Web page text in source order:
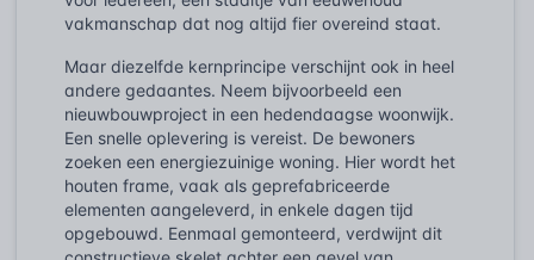
vakmanschap dat nog altijd fier overeind staat.
Maar diezelfde kernprincipe verschijnt ook in heel
andere gedaantes. Neem bijvoorbeeld een
nieuwbouwproject in een hedendaagse woonwijk.
Een snelle oplevering is vereist. De bewoners
zoeken een energiezuinige woning. Hier wordt het
houten frame, vaak als geprefabriceerde
elementen aangeleverd, in enkele dagen tijd
opgebouwd. Eenmaal gemonteerd, verdwijnt dit